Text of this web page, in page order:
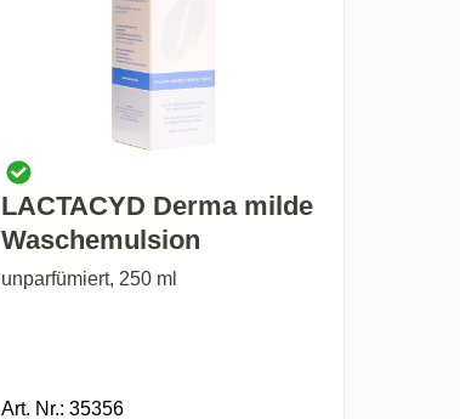
LACTACYD Derma milde
Waschemulsion
unparfümiert, 250 ml
Art. Nr.: 35356